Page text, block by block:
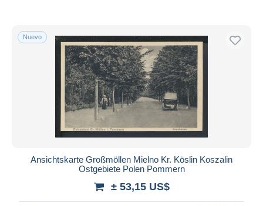
Nuevo
Ansichtskarte Großmöllen Mielno Kr. Köslin Koszalin
Ostgebiete Polen Pommern
± 53,15 US$